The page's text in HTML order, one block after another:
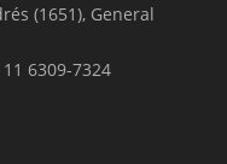
(1651), General
6309-7324